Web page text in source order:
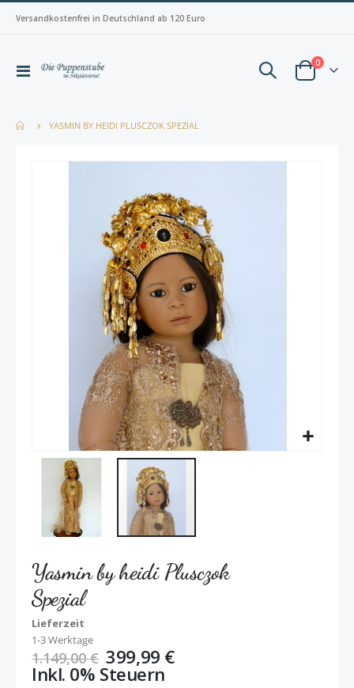
Versandkostenfrei in Deutschland ab 120 Euro
Navigation
Warenkorb
0Artikel
YASMIN BY HEIDI PLUSCZOK SPEZIAL
Yasmin by heidi Plusczok
Spezial
Lieferzeit
1-3 Werktage
1.149,00 € 399,99 €
Inkl. 0% Steuern